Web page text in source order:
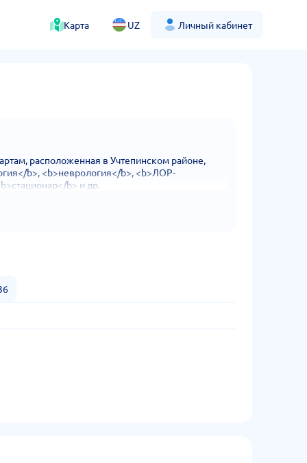
Карта UZ Личный кабинет
расположенная в Учтепинском районе,
b>, <b>неврология</b>, <b>ЛОР-
b> и др.